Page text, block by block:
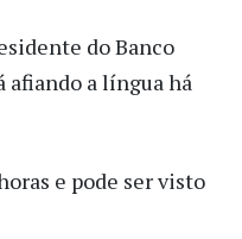
do Banco
afiando a língua há
e pode ser visto